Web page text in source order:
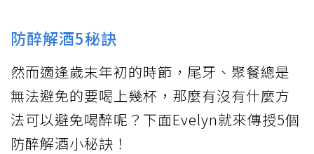
防醉解酒5秘訣
然而適逢歲末年初的時節，尾牙、聚餐總是
無法避免的要喝上幾杯，那麼有沒有什麼方
法可以避免喝醉呢？下面Evelyn就來傳授5個
防醉解酒小秘訣！